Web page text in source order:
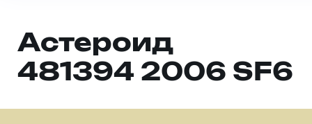
Астероид
481394 2006 SF6